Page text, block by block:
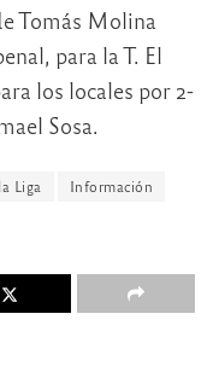
Tomás Molina
para la T. El
los locales por 2-
Sosa.
Liga Información